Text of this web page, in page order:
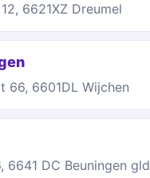
6621XZ Dreumel
66, 6601DL Wijchen
6641 DC Beuningen gld